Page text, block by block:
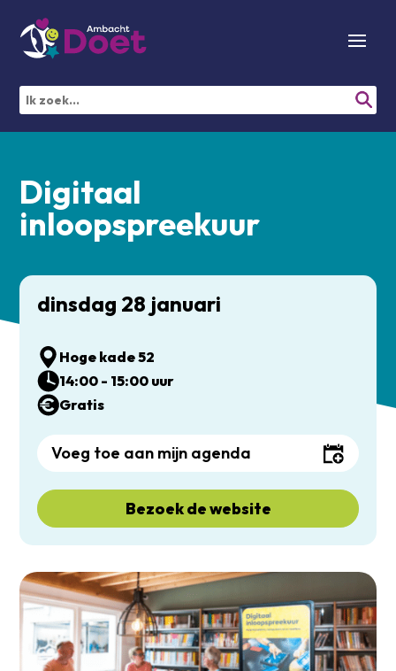
Digitaal
inloopspreekuur
dinsdag 28 januari
Hoge kade 52
14:00 - 15:00 uur
Gratis
Voeg toe aan mijn agenda
Bezoek de website